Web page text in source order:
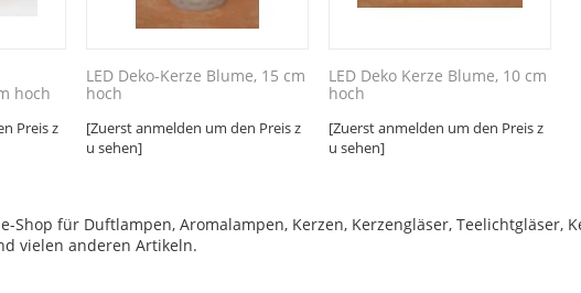
hoch
Preis z
LED Deko-Kerze Blume, 15 cm
hoch
[Zuerst anmelden um den Preis z
u sehen]
LED Deko Kerze Blume, 10 cm
hoch
[Zuerst anmelden um den Preis z
u sehen]
Shop für Duftlampen, Aromalampen, Kerzen, Kerzengläser, Teelichtgläser,
vielen anderen Artikeln.